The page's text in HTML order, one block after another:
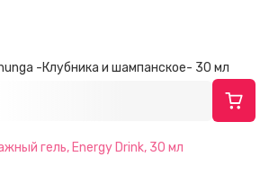
-Клубника и шампанское- 30 мл